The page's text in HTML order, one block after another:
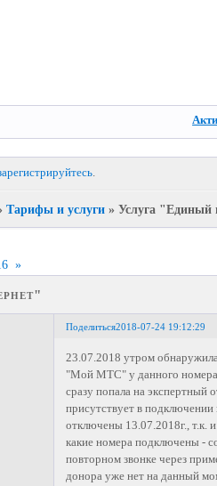
.
Тарифы и услуги »Услуга "Единый
»
Поделиться2018-07-24 19:12:29
23.07.2018 утром
"Мой МТС" у данного номера
сразу попала на экспертный
присутствует в подключении
отключены 13.07.2018г.,
какие номера подключены -
повторном звонке через
донора уже нет на данный